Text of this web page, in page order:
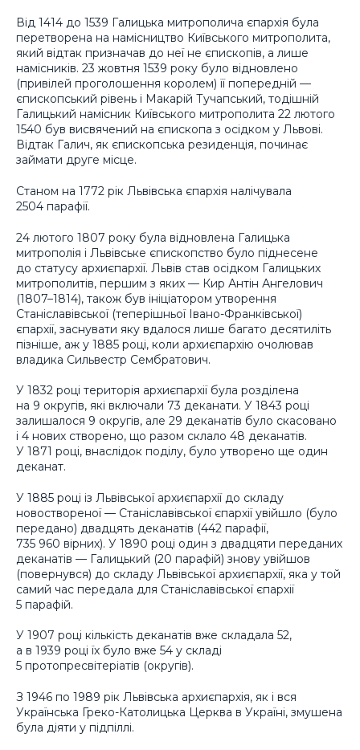
Від 1414 до 1539 Галицька митрополича єпархія була
перетворена на намісництво Київського митрополита,
який відтак призначав до неї не єпископів, а лише
намісників. 23 жовтня 1539 року було відновлено
(привілей проголошення королем) її попередній —
єпископський рівень і Макарій Тучапський, тодішній
Галицький намісник Київського митрополита 22 лютого
1540 був висвячений на єпископа з осідком у Львові.
Відтак Галич, як єпископська резиденція, починає
займати друге місце.
Станом на 1772 рік Львівська єпархія налічувала
2504 парафії.
24 лютого 1807 року була відновлена Галицька
митрополія і Львівське єпископство було піднесене
до статусу архиєпархії. Львів став осідком Галицьких
митрополитів, першим з яких — Кир Антін Ангелович
(1807–1814), також був ініціатором утворення
Станіславівської (теперішньої Івано-Франківської)
єпархії, заснувати яку вдалося лише багато десятиліть
пізніше, аж у 1885 році, коли архиєпархію очолював
владика Сильвестр Сембратович.
У 1832 році територія архиєпархії була розділена
на 9 округів, які включали 73 деканати. У 1843 році
залишалося 9 округів, але 29 деканатів було скасовано
і 4 нових створено, що разом склало 48 деканатів.
У 1871 році, внаслідок поділу, було утворено ще один
деканат.
У 1885 році із Львівської архиєпархії до складу
новоствореної — Станіславівської єпархії увійшло (було
передано) двадцять деканатів (442 парафії,
735 960 вірних). У 1890 році один з двадцяти переданих
деканатів — Галицький (20 парафій) знову увійшов
(повернувся) до складу Львівської архиєпархії, яка у той
самий час передала для Станіславівської єпархії
5 парафій.
У 1907 році кількість деканатів вже складала 52,
а в 1939 році їх було вже 54 у складі
5 протопресвітеріатів (округів).
З 1946 по 1989 рік Львівська архиєпархія, як і вся
Українська Греко-Католицька Церква в Україні, змушена
була діяти у підпіллі.